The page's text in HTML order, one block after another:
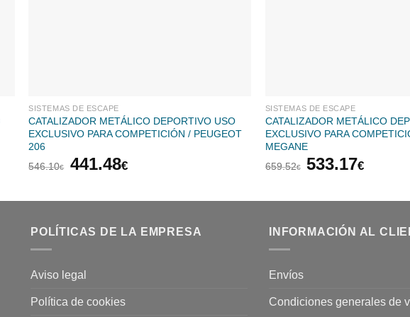
SISTEMAS DE ESCAPE
CATALIZADOR METÁLICO DEPORTIVO USO
EXCLUSIVO PARA COMPETICIÓN / PEUGEOT
206
546.10€
El
original
546.10€.
441.48€El
actual
441.48€.
SISTEMAS DE ESCAPE
CATALIZADOR METÁLICO
EXCLUSIVO PARA
MEGANE
659.52€
El
original
659.52€.
533.17€El
actual
POLÍTICAS DE LA EMPRESA
Aviso legal
Política de cookies
INFORMACIÓN AL
Envíos
Condiciones generales de